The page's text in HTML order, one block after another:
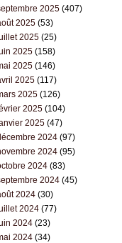
2025(407)
2025(53)
2025(25)
2025(158)
2025(146)
2025(117)
2025(126)
2025(104)
2025(47)
2024(97)
2024(95)
2024(83)
2024(45)
2024(30)
2024(77)
2024(23)
2024(34)